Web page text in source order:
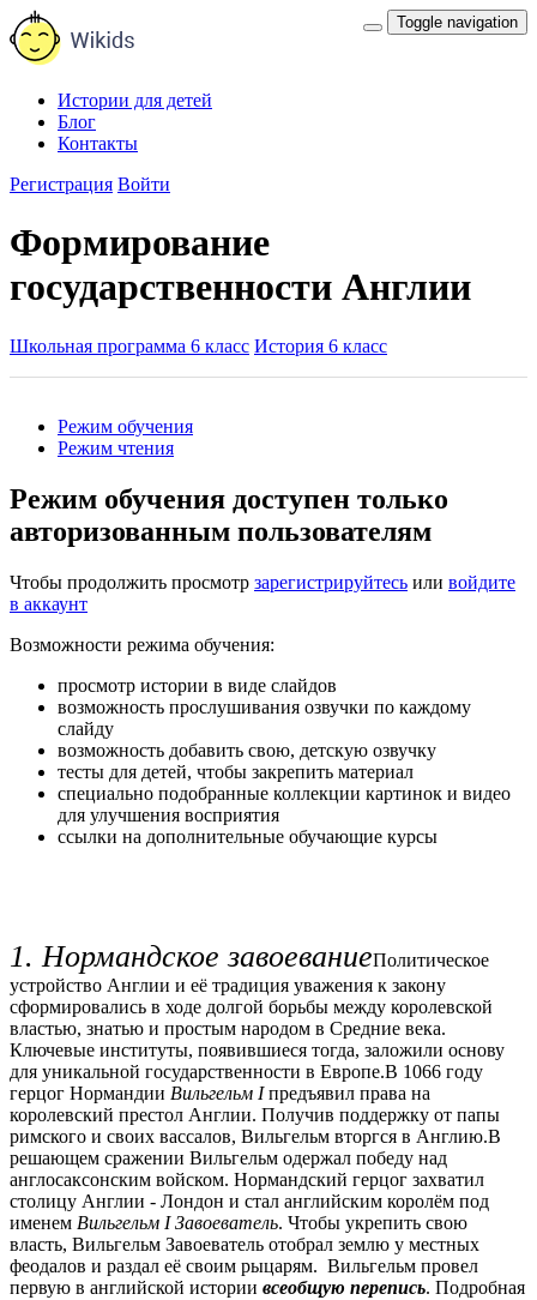
Toggle navigation
Истории для детей
Блог
Контакты
Регистрация Войти
Формирование
государственности Англии
Школьная программа 6 класс История 6 класс
Режим обучения
Режим чтения
Режим обучения доступен только
авторизованным пользователям
Чтобы продолжить просмотр зарегистрируйтесь или войдите
в аккаунт
Возможности режима обучения:
просмотр истории в виде слайдов
возможность прослушивания озвучки по каждому
слайду
возможность добавить свою, детскую озвучку
тесты для детей, чтобы закрепить материал
специально подобранные коллекции картинок и видео
для улучшения восприятия
ссылки на дополнительные обучающие курсы
1. Нормандское завоеваниеПолитическое
устройство Англии и её традиция уважения к закону
сформировались в ходе долгой борьбы между королевской
властью, знатью и простым народом в Средние века.
Ключевые институты, появившиеся тогда, заложили основу
для уникальной государственности в Европе.В 1066 году
герцог Нормандии Вильгельм Iпредъявил права на
королевский престол Англии. Получив поддержку от папы
римского и своих вассалов, Вильгельм вторгся в Англию.В
решающем сражении Вильгельм одержал победу над
англосаксонским войском. Нормандский герцог захватил
столицу Англии - Лондон и стал английским королём под
именем Вильгельм I Завоеватель. Чтобы укрепить свою
власть, Вильгельм Завоеватель отобрал землю у местных
феодалов и раздал её своим рыцарям. Вильгельм провел
первую в английской истории всеобщую перепись. Подробная